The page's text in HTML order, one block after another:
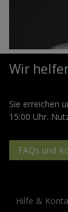
Wir
Sie erreichen
15:00 Uhr.
FAQs und
Hilfe &